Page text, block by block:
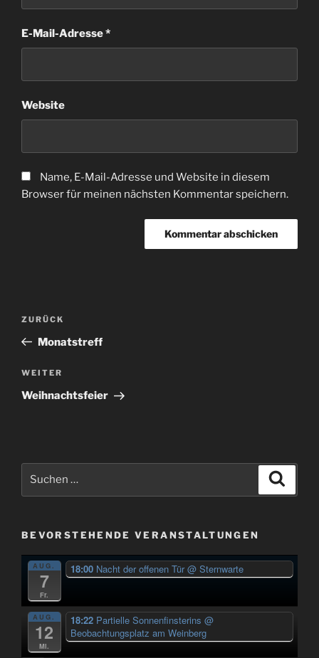
E-Mail-Adresse*
Website
Name, E-Mail-Adresse und Website in diesem
Browser für meinen nächsten Kommentar speichern.
Beitragsnavigation
Vorheriger
Beitrag
ZURÜCK
Monatstreff
Nächster
Beitrag
WEITER
Weihnachtsfeier
BEVORSTEHENDE VERANSTALTUNGEN
AUG.
7
Fr.
18:00 Nacht der offenen Tür@ Sternwarte
AUG.
12
Mi.
18:22 Partielle Sonnenfinsterins @
Beobachtungsplatz am Weinberg